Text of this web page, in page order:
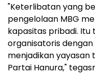
"Keterlibatan yang
pengelolaan MBG
kapasitas pribadi. Itu
organisatoris
menjadikan yayasan
Partai Hanura,"